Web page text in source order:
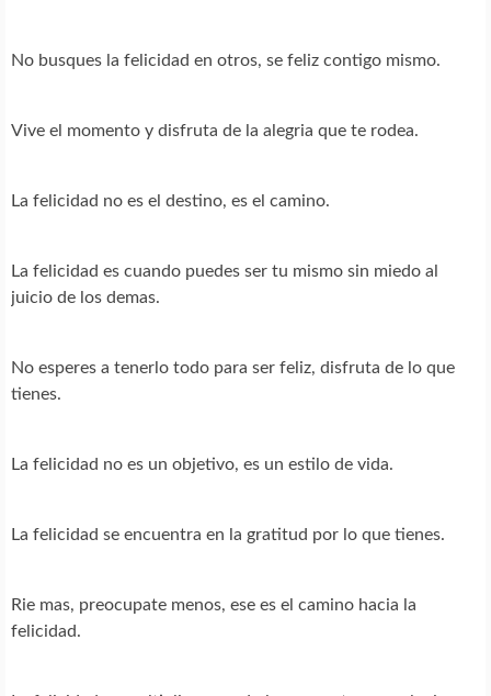
No busques la felicidad en otros, se feliz contigo mismo.
Vive el momento y disfruta de la alegria que te rodea.
La felicidad no es el destino, es el camino.
La felicidad es cuando puedes ser tu mismo sin miedo al
juicio de los demas.
No esperes a tenerlo todo para ser feliz, disfruta de lo que
tienes.
La felicidad no es un objetivo, es un estilo de vida.
La felicidad se encuentra en la gratitud por lo que tienes.
Rie mas, preocupate menos, ese es el camino hacia la
felicidad.